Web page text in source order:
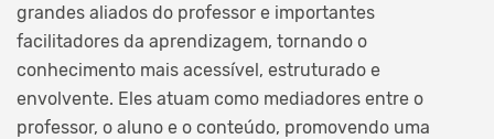
grandes aliados do professor e importantes
facilitadores da aprendizagem, tornando o
conhecimento mais acessível, estruturado e
envolvente. Eles atuam como mediadores entre o
professor, o aluno e o conteúdo, promovendo uma